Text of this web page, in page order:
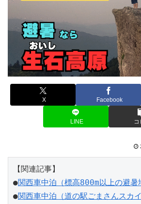
X Facebook
LINE コ
【関連記事】
●関西車中泊（標高800m以上の避暑
●関西車中泊（道の駅ごまさんスカイ